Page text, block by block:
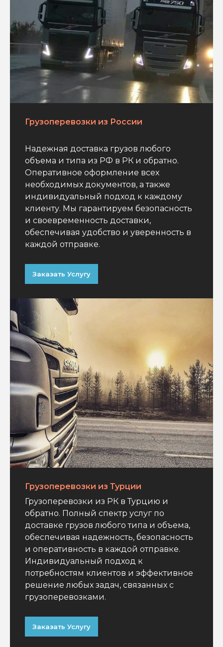
Грузоперевозки из России
Надежная доставка грузов любого
объема и типа из РФ в РК и обратно.
Оперативное оформление всех
необходимых документов, а также
индивидуальный подход к каждому
клиенту. Мы гарантируем безопасность
и своевременность доставки,
обеспечивая удобство и уверенность в
каждой отправке.
Заказать Услугу
Грузоперевозки из Турции
Грузоперевозки из РК в Турцию и
обратно. Полный спектр услуг по
доставке грузов любого типа и объема,
обеспечивая надежность, безопасность
и оперативность в каждой отправке.
Индивидуальный подход к
потребностям клиентов и эффективное
решение любых задач, связанных с
грузоперевозками.
Заказать Услугу